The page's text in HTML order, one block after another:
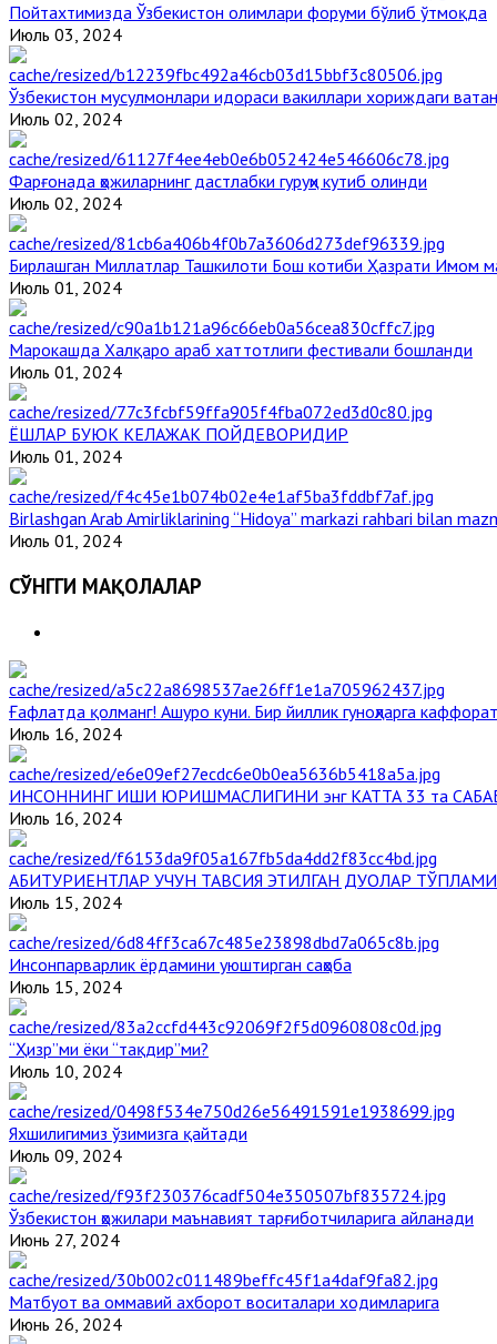
Пойтахтимизда Ўзбекистон олимлари форуми бўлиб ўтмоқда
Июль 03, 2024
Ўзбекистон мусулмонлари идораси вакиллари хориждаги
Июль 02, 2024
Фарғонада ҳожиларнинг дастлабки гуруҳи кутиб олинди
Июль 02, 2024
Бирлашган Миллатлар Ташкилоти Бош котиби Ҳазрати Имом
Июль 01, 2024
Марокашда Халқаро араб хаттотлиги фестивали бошланди
Июль 01, 2024
ЁШЛАР БУЮК КЕЛАЖАК ПОЙДЕВОРИДИР
Июль 01, 2024
Birlashgan Arab Amirliklarining “Hidoya” markazi rahbari bilan
Июль 01, 2024
СЎНГГИ МАҚОЛАЛАР
Ғафлатда қолманг! Ашуро куни. Бир йиллик гуноҳларга
Июль 16, 2024
ИНСОННИНГ ИШИ ЮРИШМАСЛИГИНИ энг КАТТА 33 та
Июль 16, 2024
АБИТУРИЕНТЛАР УЧУН ТАВСИЯ ЭТИЛГАН ДУОЛАР ТЎПЛАМИ
Июль 15, 2024
Инсонпарварлик ёрдамини уюштирган саҳоба
Июль 15, 2024
“Ҳизр”ми ёки “тақдир”ми?
Июль 10, 2024
Яхшилигимиз ўзимизга қайтади
Июль 09, 2024
Ўзбекистон ҳожилари маънавият тарғиботчиларига айланади
Июнь 27, 2024
Матбуот ва оммавий ахборот воситалари ходимларига
Июнь 26, 2024